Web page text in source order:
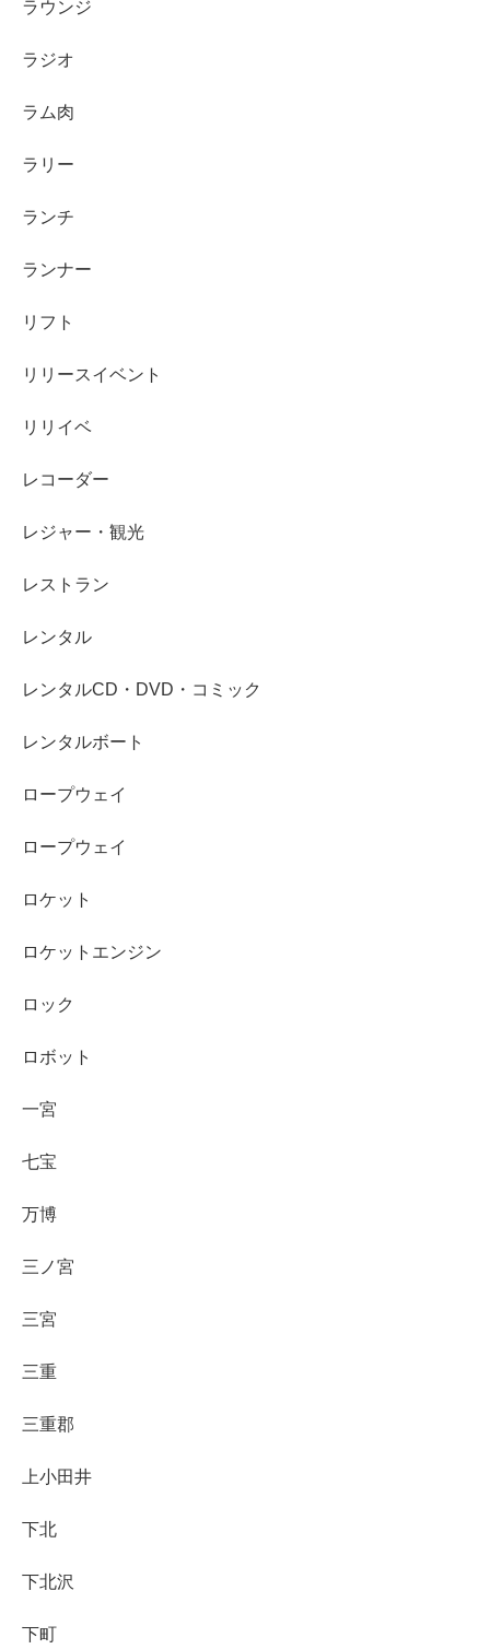
ラウンジ
ラジオ
ラム肉
ラリー
ランチ
ランナー
リフト
リリースイベント
リリイベ
レコーダー
レジャー・観光
レストラン
レンタル
レンタルCD・DVD・コミック
レンタルボート
ロープウェイ
ロープウェイ
ロケット
ロケットエンジン
ロック
ロボット
一宮
七宝
万博
三ノ宮
三宮
三重
三重郡
上小田井
下北
下北沢
下町